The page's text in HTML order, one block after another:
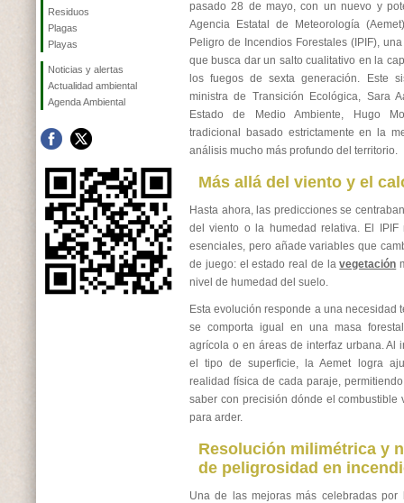
Residuos
Plagas
Playas
Noticias y alertas
Actualidad ambiental
Agenda Ambiental
pasado 28 de mayo, con un nuevo y
Agencia Estatal de Meteorología
Peligro de Incendios Forestales (IPIF),
que busca dar un salto cualitativo en la
los fuegos de sexta generación. Este
ministra de Transición Ecológica, Sara
Estado de Medio Ambiente, Hugo
tradicional basado estrictamente en la
análisis mucho más profundo del territorio.
Más allá del viento y el
Hasta ahora, las predicciones se
del viento o la humedad relativa. El IPIF
esenciales, pero añade variables que
de juego: el estado real de lavegetación
nivel de humedad del suelo.
Esta evolución responde a una necesidad
se comporta igual en una masa
agrícola o en áreas de interfaz urbana. Al
el tipo de superficie, la Aemet logra
realidad física de cada paraje,
saber con precisión dónde el combustible
para arder.
Resolución milimétrica y
de peligrosidad en
Una de las mejoras más celebradas por